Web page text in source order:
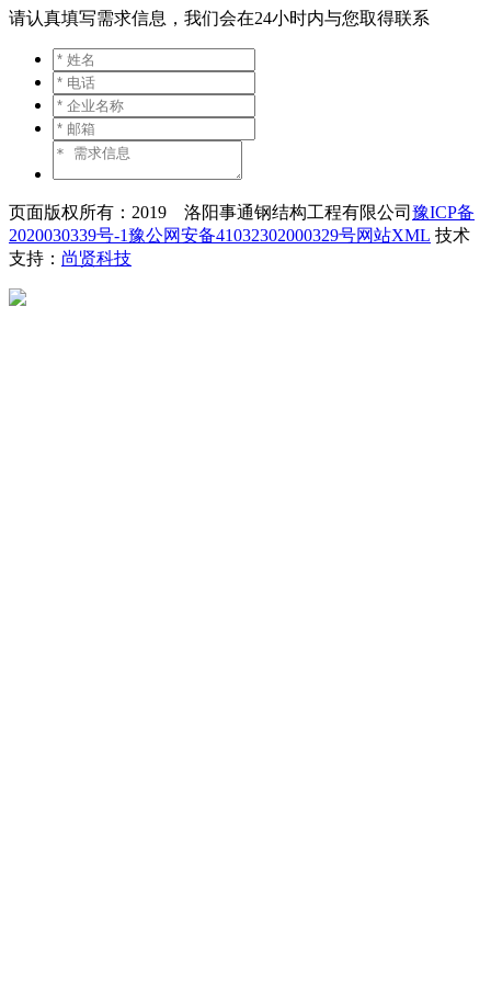
请认真填写需求信息，我们会在24小时内与您取得联系
页面版权所有：2019 洛阳事通钢结构工程有限公司 豫ICP备
2020030339号-1豫公网安备41032302000329号网站XML 技术
支持： 尚贤科技